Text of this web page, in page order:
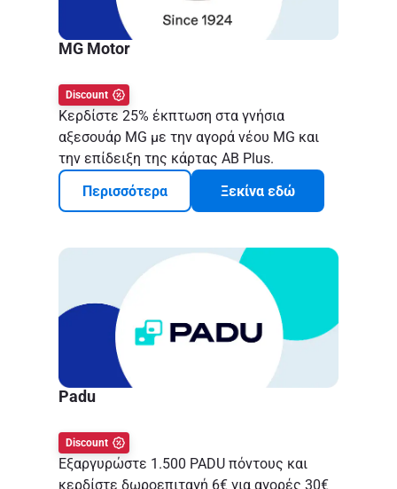
MG Motor
Discount
Κερδίστε 25% έκπτωση στα γνήσια
αξεσουάρ MG με την αγορά νέου MG και
την επίδειξη της κάρτας AB Plus.
Περισσότερα
Ξεκίνα εδώ
Padu
Discount
Εξαργυρώστε 1.500 PADU πόντους και
κερδίστε δωροεπιταγή 6€ για αγορές 30€